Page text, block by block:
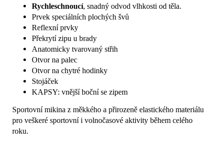
Rychleschnoucí, snadný odvod vlhkosti od těla.
Prvek speciálních plochých švů
Reflexní prvky
Překrytí zipu u brady
Anatomicky tvarovaný střih
Otvor na palec
Otvor na chytré hodinky
Stojáček
KAPSY: vnější boční se zipem
Sportovní mikina z měkkého a přirozeně elastického materiálu
pro veškeré sportovní i volnočasové aktivity během celého
roku.